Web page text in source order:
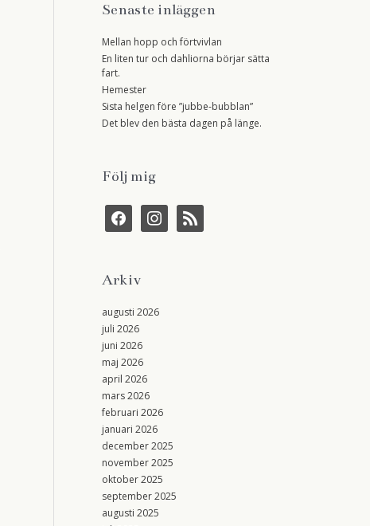
Senaste inläggen
Mellan hopp och förtvivlan
En liten tur och dahliorna börjar sätta
fart.
Hemester
Sista helgen före ”jubbe-bubblan”
Det blev den bästa dagen på länge.
Följ mig
f
o
k
i
g
a
r
Arkiv
augusti 2026
juli 2026
juni 2026
maj 2026
april 2026
mars 2026
februari 2026
januari 2026
december 2025
november 2025
oktober 2025
september 2025
augusti 2025